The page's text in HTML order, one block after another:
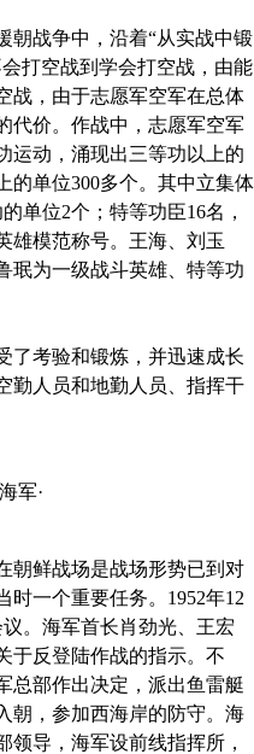
战争中，沿着“从实战中锻
打空战到学会打空战，由能
战，由于志愿军空军在总体
代价。作战中，志愿军空军
运动，涌现出三等功以上的
的单位300多个。其中立集体
单位2个；特等功臣16名，
雄模范称号。王海、刘玉
珉为一级战斗英雄、特等功
考验和锻炼，并迅速成长
勤人员和地勤人员、指挥干
军·
鲜战场是战场形势已到对
时一个重要任务。1952年12
。海军首长肖劲光、王宏
于反登陆作战的指示。不
总部作出决定，派出鱼雷艇
朝，参加西海岸的防守。海
导，海军设前线指挥所，